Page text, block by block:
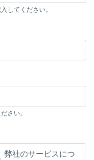
してください。
さい。
弊社のサービスにつ